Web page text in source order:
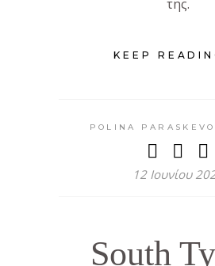
της.
KEEP
POLINA
12 Ιουνίου
South